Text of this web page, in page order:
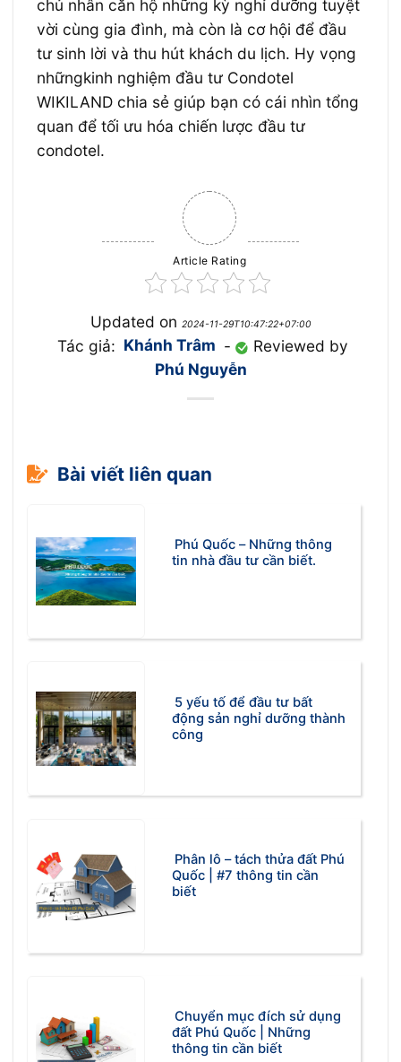
chủ nhân căn hộ những kỳ nghỉ dưỡng tuyệt
vời cùng gia đình, mà còn là cơ hội để đầu
tư sinh lời và thu hút khách du lịch. Hy vọng
nhữngkinh nghiệm đầu tư Condotel
WIKILAND chia sẻ giúp bạn có cái nhìn tổng
quan để tối ưu hóa chiến lược đầu tư
condotel.
Article Rating
Updated on 2024-11-29T10:47:22+07:00
Tác giả: Khánh Trâm -
Reviewed by
Phú Nguyễn
Bài viết liên quan
Phú Quốc – Những thông
tin nhà đầu tư cần biết.
5 yếu tố để đầu tư bất
động sản nghỉ dưỡng thành
công
Phân lô – tách thửa đất Phú
Quốc | #7 thông tin cần
biết
Chuyển mục đích sử dụng
đất Phú Quốc | Những
thông tin cần biết